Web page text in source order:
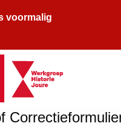
voormalig